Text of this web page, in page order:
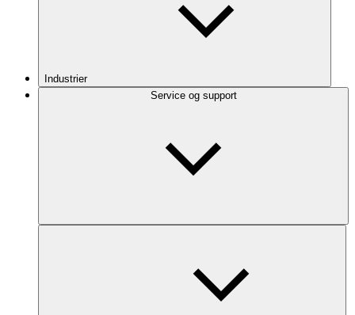
Industrier
Service og support